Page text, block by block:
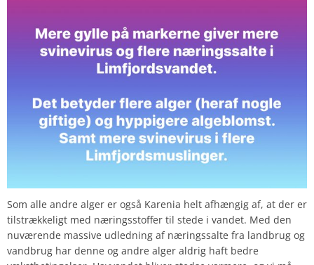
Som alle andre alger er også Karenia helt afhængig af, at der er
tilstrækkeligt med næringsstoffer til stede i vandet. Med den
nuværende massive udledning af næringssalte fra landbrug og
vandbrug har denne og andre alger aldrig haft bedre